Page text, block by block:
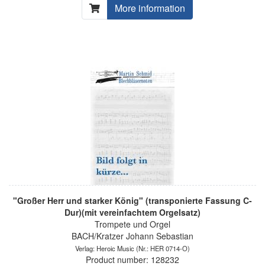
More information
"Großer Herr und starker König" (transponierte Fassung C-
Dur)(mit vereinfachtem Orgelsatz)
Trompete und Orgel
BACH/Kratzer Johann Sebastian
Verlag: Heroic Music(Nr.: HER 0714-O)
Product number: 128232